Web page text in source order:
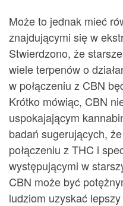
Może to jednak mieć
znajdującymi się w
Stwierdzono, że
wiele terpenów o
w połączeniu z CBN
Krótko mówiąc, CBN
uspokajającym
badań sugerujących,
połączeniu z THC i
występującymi w
CBN może być
ludziom uzyskać